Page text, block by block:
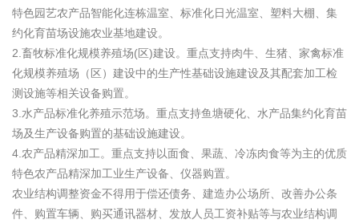
特色园艺农产品智能化连栋温室、标准化日光温室、塑料大棚、集
约化育苗场设施农业基地建设。
2.畜牧标准化规模养殖场(区)建设。重点支持肉牛、生猪、家禽标准
化规模养殖场（区）建设中的生产性基础设施建设及其配套加工检
测设施等相关设备购置。
3.水产品标准化养殖示范场。重点支持鱼塘硬化、水产品集约化育苗
场及生产设备购置的基础设施建设。
4.农产品精深加工。重点支持以面食、果蔬、冷冻肉食等为主的优质
特色农产品精深加工业生产设备、仪器购置。
农业结构调整资金不得用于偿还债务、建造办公场所、改善办公条
件、购置车辆、购买通讯器材、发放人员工资补贴等与农业结构调